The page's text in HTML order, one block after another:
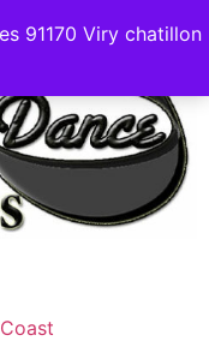
91170 Viry chatillon